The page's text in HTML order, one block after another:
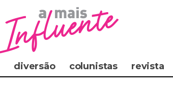
diversão colunistas revista